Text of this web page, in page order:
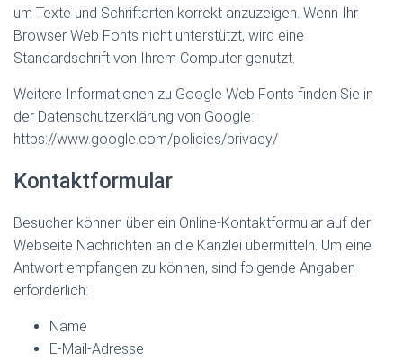
um Texte und Schriftarten korrekt anzuzeigen. Wenn Ihr
Browser Web Fonts nicht unterstützt, wird eine
Standardschrift von Ihrem Computer genutzt.
Weitere Informationen zu Google Web Fonts finden Sie in
der Datenschutzerklärung von Google:
https://www.google.com/policies/privacy/
Kontaktformular
Besucher können über ein Online-Kontaktformular auf der
Webseite Nachrichten an die Kanzlei übermitteln. Um eine
Antwort empfangen zu können, sind folgende Angaben
erforderlich:
Name
E-Mail-Adresse